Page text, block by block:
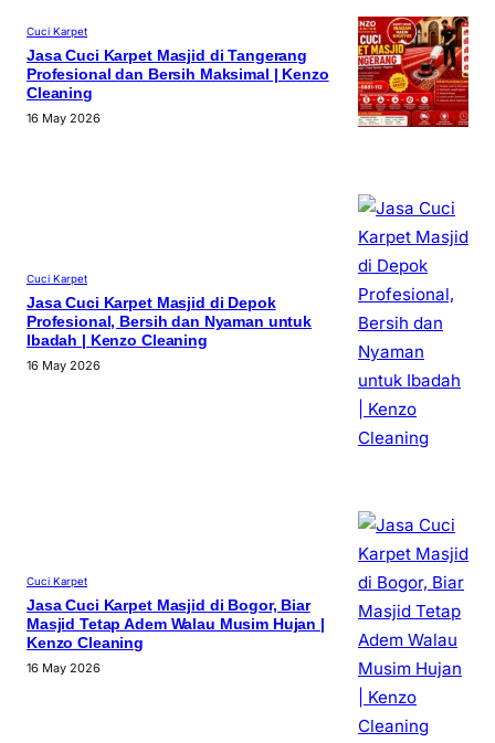
Cuci Karpet
Jasa Cuci Karpet Masjid di Tangerang
Profesional dan Bersih Maksimal | Kenzo
Cleaning
16 May 2026
Cuci Karpet
Jasa Cuci Karpet Masjid di Depok
Profesional, Bersih dan Nyaman untuk
Ibadah | Kenzo Cleaning
16 May 2026
Cuci Karpet
Jasa Cuci Karpet Masjid di Bogor, Biar
Masjid Tetap Adem Walau Musim Hujan |
Kenzo Cleaning
16 May 2026